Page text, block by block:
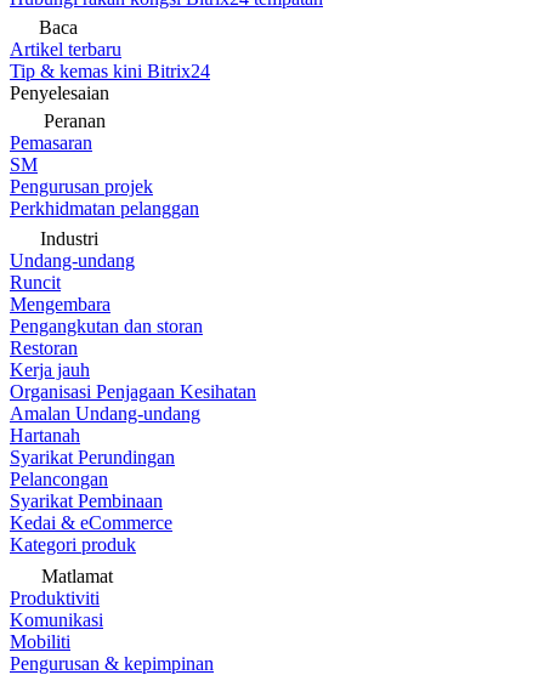
Baca
Artikel terbaru
Tip & kemas kini Bitrix24
Penyelesaian
Peranan
Pemasaran
SM
Pengurusan projek
Perkhidmatan pelanggan
Industri
Undang-undang
Runcit
Mengembara
Pengangkutan dan storan
Restoran
Kerja jauh
Organisasi Penjagaan Kesihatan
Amalan Undang-undang
Hartanah
Syarikat Perundingan
Pelancongan
Syarikat Pembinaan
Kedai & eCommerce
Kategori produk
Matlamat
Produktiviti
Komunikasi
Mobiliti
Pengurusan & kepimpinan